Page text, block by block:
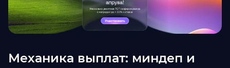
Механика выплат: миндеп и